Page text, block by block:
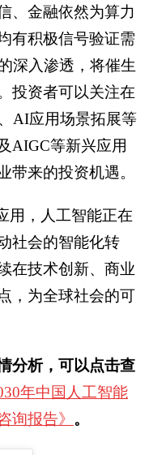
、金融依然为算力
有积极信号验证需
深入渗透，将催生
投资者可以关注在
AI应用场景拓展等
AIGC等新兴应用
带来的投资机遇。
用，人工智能正在
社会的智能化转
在技术创新、商业
，为全球社会的可
分析，可以点击查
年中国人工智能
询报告》 。